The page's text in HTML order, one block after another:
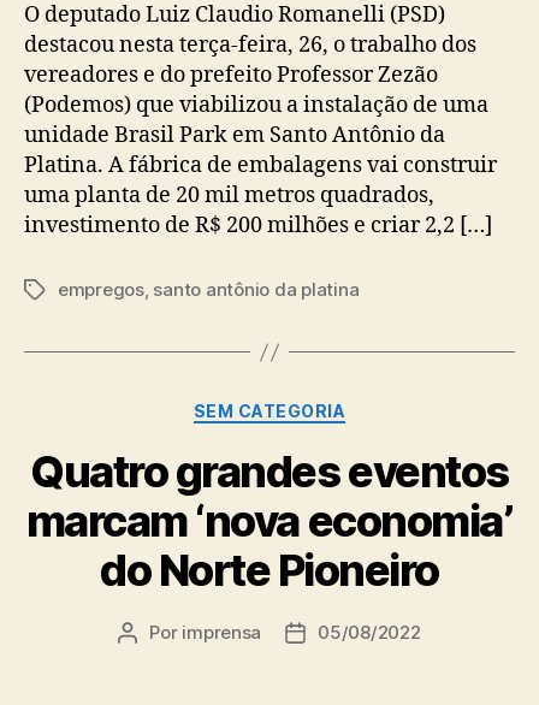
O deputado Luiz Claudio Romanelli (PSD)
destacou nesta terça-feira, 26, o trabalho dos
vereadores e do prefeito Professor Zezão
(Podemos) que viabilizou a instalação de uma
unidade Brasil Park em Santo Antônio da
Platina. A fábrica de embalagens vai construir
uma planta de 20 mil metros quadrados,
investimento de R$ 200 milhões e criar 2,2 […]
Tagsempregos, santo antônio da platina
Categorias
SEM CATEGORIA
Quatro grandes eventos
marcam ‘nova economia’
do Norte Pioneiro
Autor
Por imprensa
Data05/08/2022